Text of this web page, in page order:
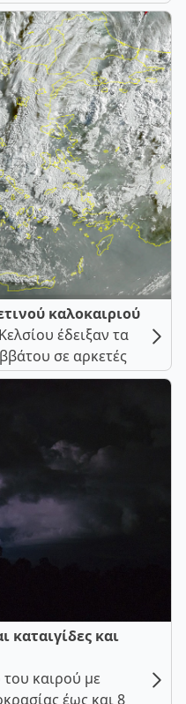
καλοκαιριού
έδειξαν τα
σε αρκετές
καταιγίδες και
του καιρού με
έως και 8